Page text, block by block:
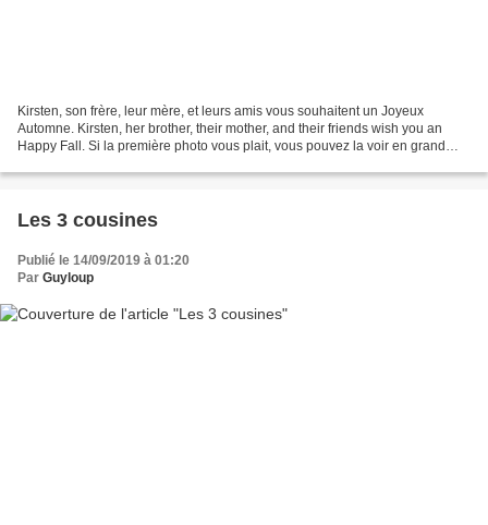
Kirsten, son frère, leur mère, et leurs amis vous souhaitent un Joyeux
Automne. Kirsten, her brother, their mother, and their friends wish you an
Happy Fall. Si la première photo vous plait, vous pouvez la voir en grand
Les 3 cousines
Publié le 14/09/2019 à 01:20
Par Guyloup